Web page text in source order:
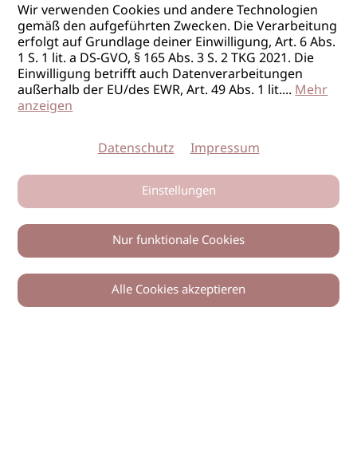
Wir verwenden Cookies und andere Technologien
gemäß den aufgeführten Zwecken. Die Verarbeitung
erfolgt auf Grundlage deiner Einwilligung, Art. 6 Abs.
1 S. 1 lit. a DS-GVO, § 165 Abs. 3 S. 2 TKG 2021. Die
Einwilligung betrifft auch Datenverarbeitungen
außerhalb der EU/des EWR, Art. 49 Abs. 1 lit....Mehr
anzeigen
Datenschutz Impressum
Einstellungen
Nur funktionale Cookies
Alle Cookies akzeptieren